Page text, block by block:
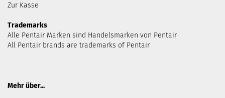
Zur Kasse
Trademarks
Alle Pentair Marken sind Handelsmarken von Pentair
All Pentair brands are trademarks of Pentair
Mehr über...